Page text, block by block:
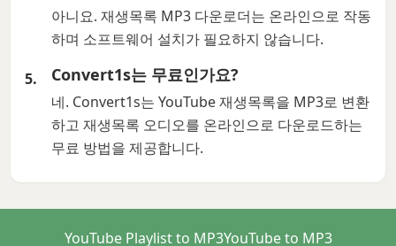
아니요. 재생목록 MP3 다운로더는 온라인으로 작동
하며 소프트웨어 설치가 필요하지 않습니다.
Convert1s는 무료인가요?
네. Convert1s는 YouTube 재생목록을 MP3로 변환
하고 재생목록 오디오를 온라인으로 다운로드하는
무료 방법을 제공합니다.
YouTube Playlist to MP3YouTube to MP3